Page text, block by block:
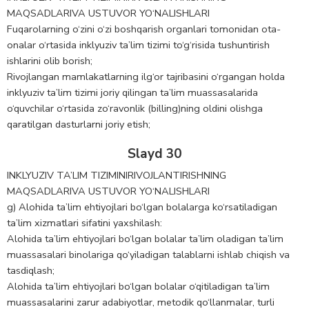
MAQSADLARIVA USTUVOR YO‘NALISHLARI
Fuqarolarning o‘zini o‘zi boshqarish organlari tomonidan ota-
onalar o‘rtasida inklyuziv ta’lim tizimi to‘g‘risida tushuntirish
ishlarini olib borish;
Rivojlangan mamlakatlarning ilg‘or tajribasini o‘rgangan holda
inklyuziv ta’lim tizimi joriy qilingan ta’lim muassasalarida
o‘quvchilar o‘rtasida zo‘ravonlik (billing)ning oldini olishga
qaratilgan dasturlarni joriy etish;
Slayd 30
INKLYUZIV TA’LIM TIZIMINIRIVOJLANTIRISHNING
MAQSADLARIVA USTUVOR YO‘NALISHLARI
g) Alohida ta’lim ehtiyojlari bo‘lgan bolalarga ko‘rsatiladigan
ta’lim xizmatlari sifatini yaxshilash:
Alohida ta’lim ehtiyojlari bo‘lgan bolalar ta’lim oladigan ta’lim
muassasalari binolariga qo‘yiladigan talablarni ishlab chiqish va
tasdiqlash;
Alohida ta’lim ehtiyojlari bo‘lgan bolalar o‘qitiladigan ta’lim
muassasalarini zarur adabiyotlar, metodik qo‘llanmalar, turli